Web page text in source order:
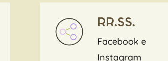
RR.SS.
Facebook e
Instagram